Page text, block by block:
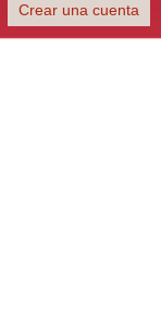
Crear una cuenta